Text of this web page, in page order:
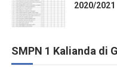
2020/2021
SMPN 1 Kalianda di